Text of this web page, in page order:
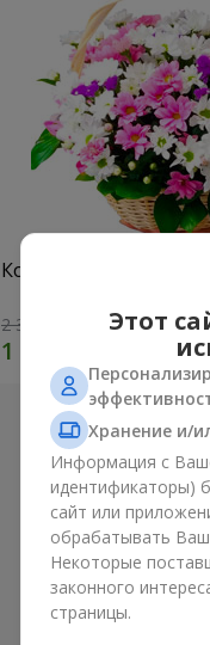
Корзина хризантем
2 352 грн
Этот
Хранение и/
Информация с
идентификаторы)
сайт или
обрабатывать
Некоторые
законного
страницы.